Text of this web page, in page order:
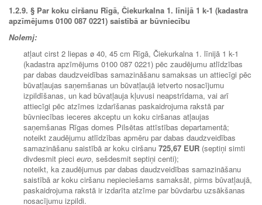
1.2.9. § Par koku ciršanu Rīgā, Čiekurkalna 1. līnijā 1 k-1 (kadastra
apzīmējums 0100 087 0221) saistībā ar būvniecību
Nolemj:
atļaut cirst 2 liepas ø 40, 45 cm Rīgā, Čiekurkalna 1. līnijā 1 k-1
(kadastra apzīmējums 0100 087 0221) pēc zaudējumu atlīdzības
par dabas daudzveidības samazināšanu samaksas un attiecīgi pēc
būvatļaujas saņemšanas un būvatļaujā ietverto nosacījumu
izpildīšanas, un kad būvatļauja kļuvusi neapstrīdama, vai arī
attiecīgi pēc atzīmes izdarīšanas paskaidrojuma rakstā par
būvniecības ieceres akceptu un koku ciršanas atļaujas
saņemšanas Rīgas domes Pilsētas attīstības departamentā;
noteikt zaudējumu atlīdzības apmēru par dabas daudzveidības
samazināšanu saistībā ar koku ciršanu 725,67 EUR (septiņi simti
divdesmit pieci euro, sešdesmit septiņi centi);
noteikt, ka zaudējumus par dabas daudzveidības samazināšanu
saistībā ar koku ciršanu nepieciešams samaksāt, pirms būvatļaujā,
paskaidrojuma rakstā ir izdarīta atzīme par būvdarbu uzsākšanas
nosacījumu izpildi.